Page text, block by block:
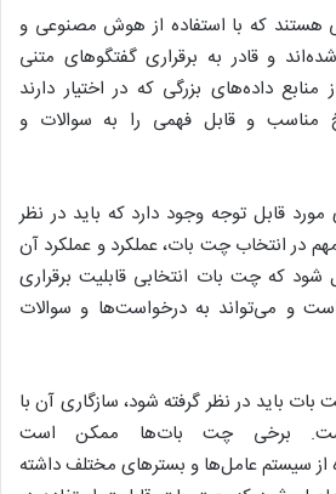
هستند که با استفاده از هوش مصنوعی و
و قادر به برقراری گفتگوهای متنی
منابع داده‌های بزرگی که در اختیار دارند
مناسب و قابل فهمی را به سوالات و
قابل توجه وجود دارد که باید در نظر
در انتخاب چت بات، عملکرد و عملکرد آن
که چت بات انتخابی قابلیت برقراری
و می‌تواند به درخواست‌ها و سوالات
باید در نظر گرفته شود، سازگاری آن با
برخی چت بات‌ها ممکن است
سیستم عامل‌ها و بسترهای مختلف داشته